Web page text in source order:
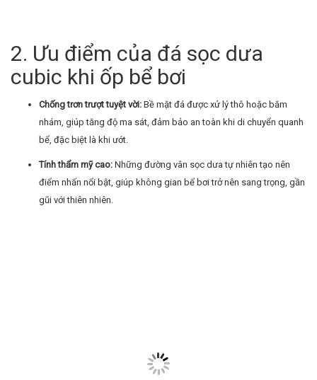
2. Ưu điểm của đá sọc dưa
cubic khi ốp bể bơi
Chống trơn trượt tuyệt vời: Bề mặt đá được xử lý thô hoặc băm
nhám, giúp tăng độ ma sát, đảm bảo an toàn khi di chuyển quanh
bể, đặc biệt là khi ướt.
Tính thẩm mỹ cao: Những đường vân sọc dưa tự nhiên tạo nên
điểm nhấn nổi bật, giúp không gian bể bơi trở nên sang trọng, gần
gũi với thiên nhiên.